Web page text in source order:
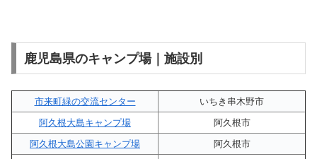
鹿児島県のキャンプ場｜施設別
市来町緑の交流センター
いちき串木野市
阿久根大島キャンプ場
阿久根市
阿久根大島公園キャンプ場
阿久根市